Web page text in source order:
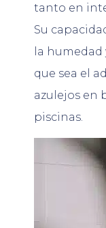
tanto en
Su
la
que sea el
azulejos en
piscinas.